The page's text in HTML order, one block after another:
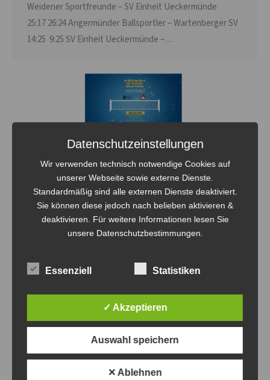
Weidener Sportfreunde – SV Einheit Ueckermünde
25:17 26:24 Angermünder Ballsportler – Wartenberger SV
14:25 9:25 SV Einheit Ueckermünde –…
BFS Cup-Nord 2025, die letzten Infos
Steven Fritsche 13. September 2025
So langsam ist es soweit, die Spannung steigt. Nächstes
Wochenende findet zum 1. mal überhaupt der BFS Cup-
Eberswalde (Brandenburg) Volley-Bombas e.V. Ort:
Sportzentrum Westend, Heegermühlerstr.69a, 16225
Eberswalde Ausschreibung Anmeldung
Mannschaftsmeldeliste…
Datenschutzeinstellungen
Wir verwenden technisch notwendige Cookies auf
unserer Webseite sowie externe Dienste.
Standardmäßig sind alle externen Dienste deaktiviert.
Sie können diese jedoch nach belieben aktivieren &
deaktivieren. Für weitere Informationen lesen Sie
unsere Datenschutzbestimmungen.
Essenziell Statistiken
✓ Akzeptieren
Auswahl speichern
✕ Ablehnen